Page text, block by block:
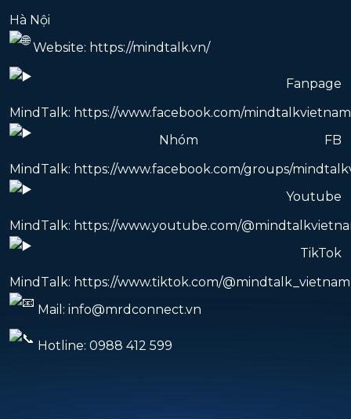
Hà Nội
Website: https://mindtalk.vn/
Fanpage
MindTalk: https://www.facebook.com/mindtalkvietnam
Nhóm FB
MindTalk: https://www.facebook.com/groups/
Youtube
MindTalk: https://www.youtube.com/
TikTok
MindTalk: https://www.tiktok.com/@mindtalk_vietnam
Mail: info@mrdconnect.vn
Hotline: 0988 412 599